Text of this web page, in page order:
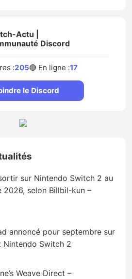
Actu |
Discord
:205🟢 En ligne :17
le Discord
sur Nintendo Switch 2 au
2026, selon Billbil-kun –
annoncé pour septembre sur
Nintendo Switch 2
Weave Direct –